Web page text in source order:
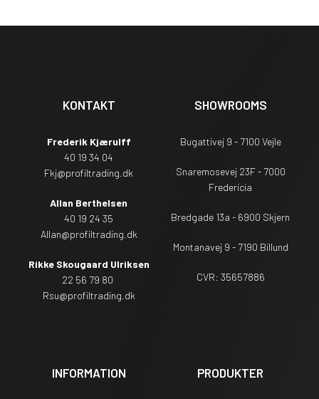
KONTAKT
Frederik Kjærulff
40 19 34 04
Fkj@profiltrading.dk
Allan Berthelsen
40 19 24 35
Allan@profiltrading.dk
Rikke Skougaard Ulriksen
22 56 79 80
Rsu@profiltrading.dk
SHOWROOMS
Bugattivej 9 - 7100 Vejle
Snaremosevej 23F - 7000
Fredericia
Bredgade 13a - 6900 Skjern
Montanavej 9 - 7190 Billund
CVR: 35657886
INFORMATION PRODUKTER